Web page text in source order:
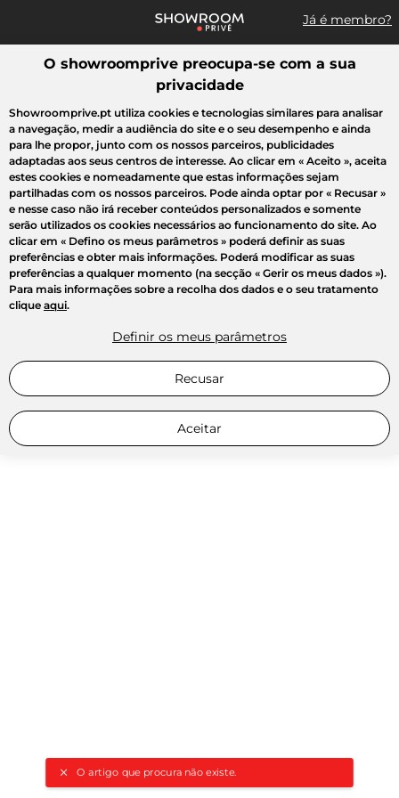
Já é membro?
Pesquisar uma marca, um artigo, uma venda...
O artigo que procura não existe.
Todas as vendas Moda Desporto Casa Criança Beleza
O showroomprive preocupa-se com a sua
privacidade
Showroomprive.pt utiliza cookies e tecnologias similares para analisar
a navegação, medir a audiência do site e o seu desempenho e ainda
para lhe propor, junto com os nossos parceiros, publicidades
adaptadas aos seus centros de interesse. Ao clicar em « Aceito », aceita
estes cookies e nomeadamente que estas informações sejam
partilhadas com os nossos parceiros. Pode ainda optar por « Recusar »
e nesse caso não irá receber conteúdos personalizados e somente
serão utilizados os cookies necessários ao funcionamento do site. Ao
clicar em « Defino os meus parâmetros » poderá definir as suas
preferências e obter mais informações. Poderá modificar as suas
preferências a qualquer momento (na secção « Gerir os meus dados »).
Para mais informações sobre a recolha dos dados e o seu tratamento
clique aqui.
Definir os meus parâmetros
Recusar
Aceitar